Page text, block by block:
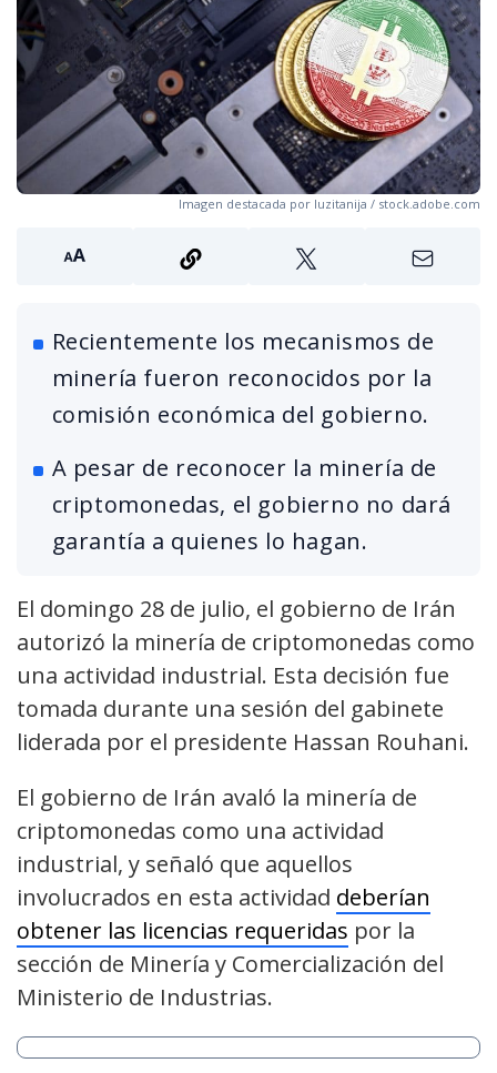
Imagen destacada por luzitanija / stock.adobe.com
Recientemente los mecanismos de
minería fueron reconocidos por la
comisión económica del gobierno.
A pesar de reconocer la minería de
criptomonedas, el gobierno no dará
garantía a quienes lo hagan.
El domingo 28 de julio, el gobierno de Irán
autorizó la minería de criptomonedas como
una actividad industrial. Esta decisión fue
tomada durante una sesión del gabinete
liderada por el presidente Hassan Rouhani.
El gobierno de Irán avaló la minería de
criptomonedas como una actividad
industrial, y señaló que aquellos
involucrados en esta actividad deberían
obtener las licencias requeridas por la
sección de Minería y Comercialización del
Ministerio de Industrias.